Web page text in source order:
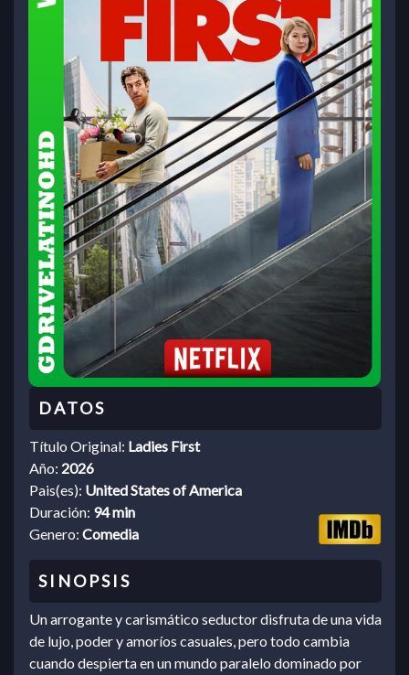
Título Original: Ladies First
Año: 2026
Pais(es): United States of America
Duración: 94 min
Genero: Comedia
Un arrogante y carismático seductor disfruta de una vida
de lujo, poder y amoríos casuales, pero todo cambia
cuando despierta en un mundo paralelo dominado por